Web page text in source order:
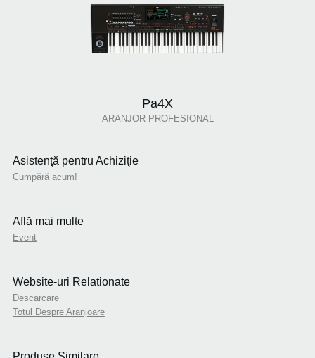
Pa4X
ARANJOR PROFESIONAL
Asistenţă pentru Achiziţie
Cumpără acum!
Află mai multe
Event
Website-uri Relationate
Descarcare
Totul Despre Aranjoare